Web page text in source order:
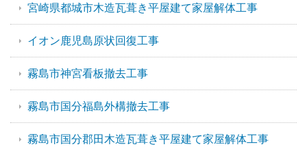
宮崎県都城市木造瓦葺き平屋建て家屋解体工事
イオン鹿児島原状回復工事
霧島市神宮看板撤去工事
霧島市国分福島外構撤去工事
霧島市国分郡田木造瓦葺き平屋建て家屋解体工事